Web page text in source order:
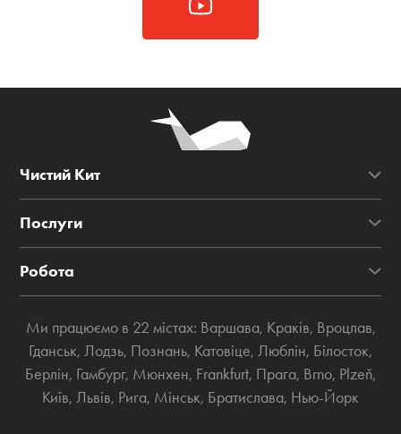
Чистий Кит
Послуги
Робота
Ми працюємо в 22 містах: Варшава, Краків, Вроцлав,
Гданськ, Лодзь, Познань, Катовіце, Люблін, Білосток,
Берлін, Гамбург, Мюнхен, Frankfurt, Прага, Brno, Plzeň,
Київ, Львів, Рига, Мінськ, Братислава, Нью-Йорк